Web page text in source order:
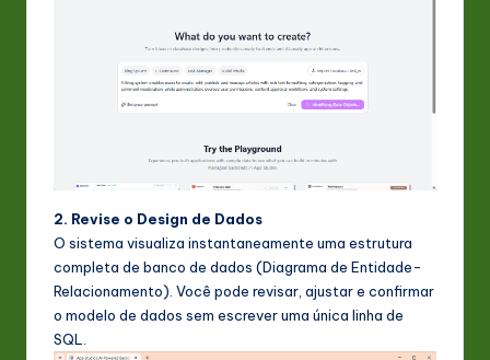
2. Revise o Design de Dados
O sistema visualiza instantaneamente uma estrutura
completa de banco de dados (Diagrama de Entidade-
Relacionamento). Você pode revisar, ajustar e confirmar
o modelo de dados sem escrever uma única linha de
SQL.